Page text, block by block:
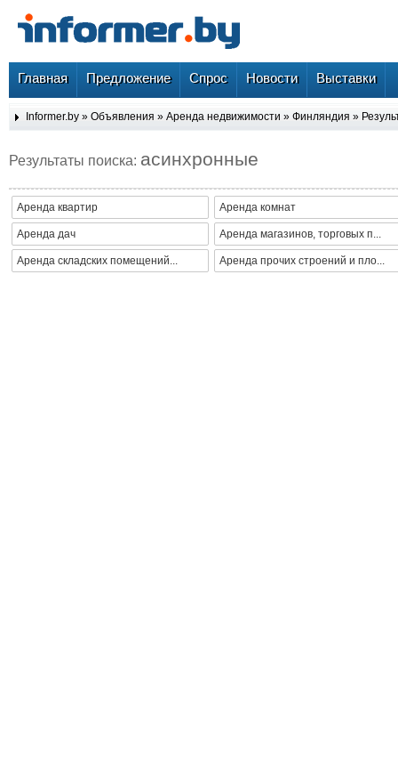
Главная Предложение Спрос Новости Выставки
Informer.by » Объявления » Аренда недвижимости » Финляндия »
Результаты поиска: асинхронные
Аренда квартир Аренда комнат
Аренда дач Аренда магазинов, торговых п...
Аренда складских помещений... Аренда прочих строений и пло...